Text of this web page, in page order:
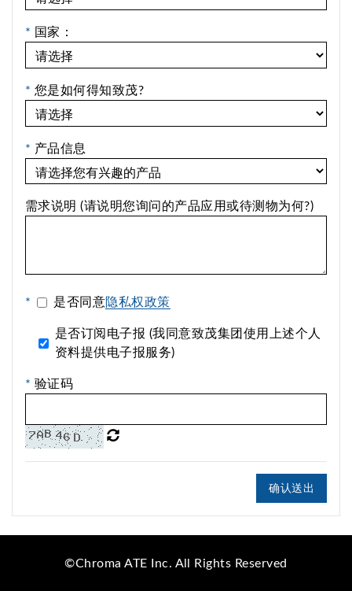
* 国家：
* 您是如何得知致茂?
* 产品信息
需求说明 (请说明您询问的产品应用或待测物为何?)
* 是否同意隐私权政策
是否订阅电子报 (我同意致茂集团使用上述个人
资料提供电子报服务)
* 验证码
确认送出
©Chroma ATE Inc. All Rights Reserved